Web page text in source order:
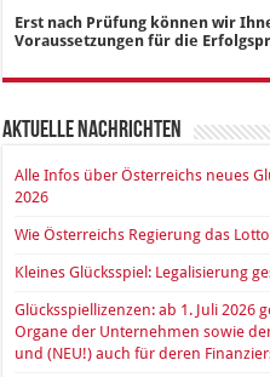
Erst nach Prüfung können wir
Voraussetzungen für die
Aktuelle Nachrichten
Alle Infos über Österreichs neues
2026
Wie Österreichs Regierung das
Kleines Glücksspiel: Legalisierung
Glücksspiellizenzen: ab 1. Juli
Organe der Unternehmen sowie
und (NEU!) auch für deren